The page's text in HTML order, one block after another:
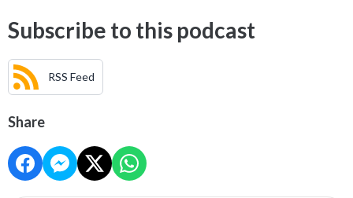
Subscribe to this podcast
RSS Feed
Share